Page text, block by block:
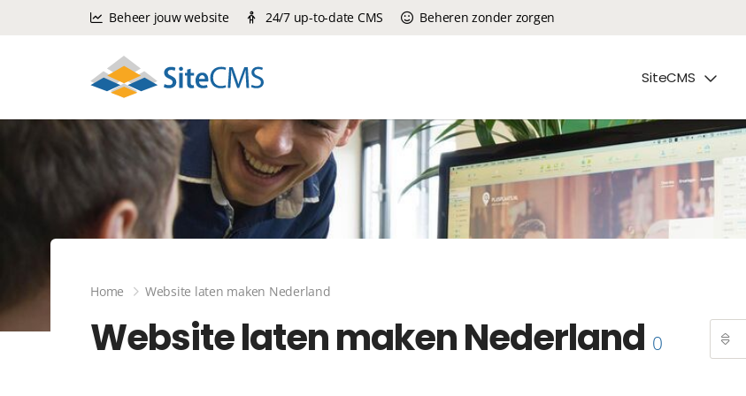
Home Website laten maken Nederland
Website laten maken Nederland 0
Beheer jouw website 24/7 up-to-date CMS Beheren zonder zorgen
SiteCMS